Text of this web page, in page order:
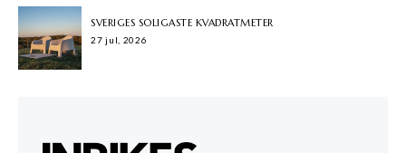
SVERIGES SOLIGASTE KVADRATMETER
27 jul, 2026